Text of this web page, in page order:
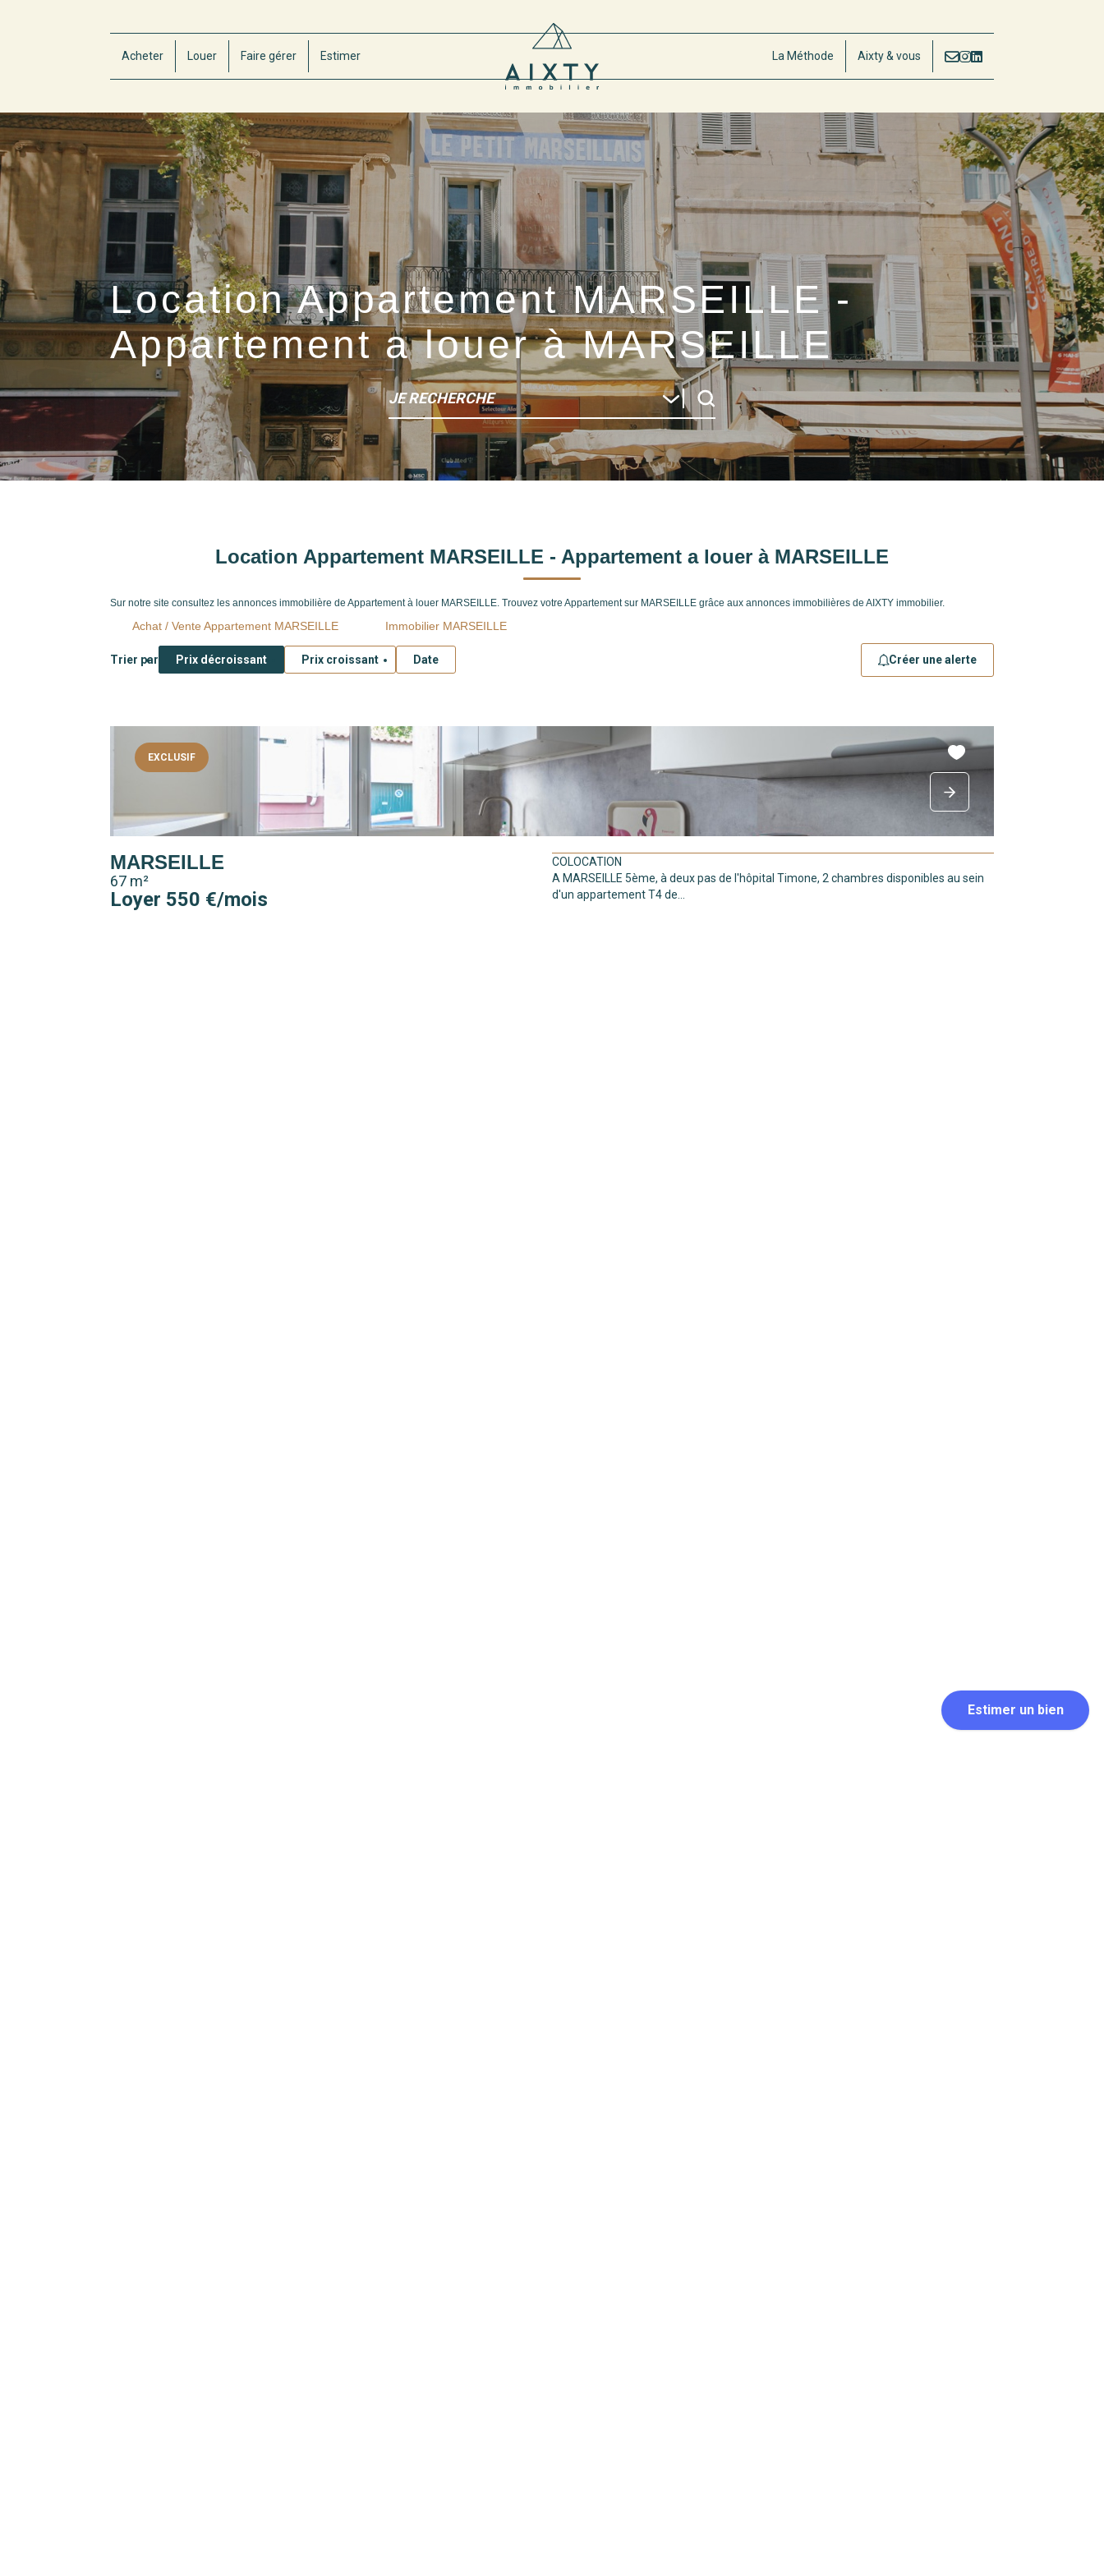
Acheter Louer Faire gérer Estimer La Méthode Aixty & vous
Location Appartement MARSEILLE -
Appartement a louer à MARSEILLE
JE RECHERCHE
Type de bien Localité
Location Appartement MARSEILLE - Appartement a louer à MARSEILLE
Sur notre site consultez les annonces immobilière de Appartement à louer MARSEILLE. Trouvez votre Appartement sur MARSEILLE grâce aux annonces immobilières de AIXTY immobilier.
Achat / Vente Appartement MARSEILLE Immobilier MARSEILLE
Trier par Prix décroissant Prix croissant Date Créer une alerte
EXCLUSIF
MARSEILLE
67 m²
Loyer 550 €/mois
COLOCATION
A MARSEILLE 5ème, à deux pas de l'hôpital Timone, 2 chambres disponibles au sein
d'un appartement T4 de...